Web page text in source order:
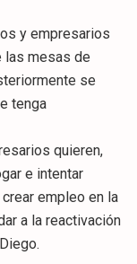
y empresarios
las mesas de
se
tenga
quieren,
e intentar
empleo en la
a la reactivación